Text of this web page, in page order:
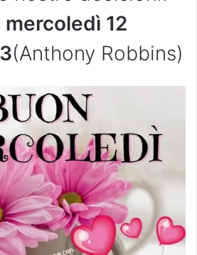
12
(Anthony Robbins)